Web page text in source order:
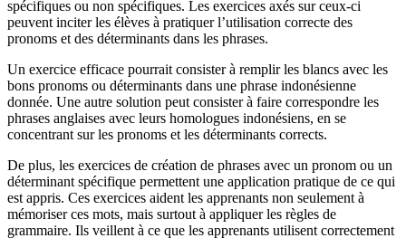
spécifiques ou non spécifiques. Les exercices axés sur ceux-ci
peuvent inciter les élèves à pratiquer l’utilisation correcte des
pronoms et des déterminants dans les phrases.
Un exercice efficace pourrait consister à remplir les blancs avec les
bons pronoms ou déterminants dans une phrase indonésienne
donnée. Une autre solution peut consister à faire correspondre les
phrases anglaises avec leurs homologues indonésiens, en se
concentrant sur les pronoms et les déterminants corrects.
De plus, les exercices de création de phrases avec un pronom ou un
déterminant spécifique permettent une application pratique de ce qui
est appris. Ces exercices aident les apprenants non seulement à
mémoriser ces mots, mais surtout à appliquer les règles de
grammaire. Ils veillent à ce que les apprenants utilisent correctement